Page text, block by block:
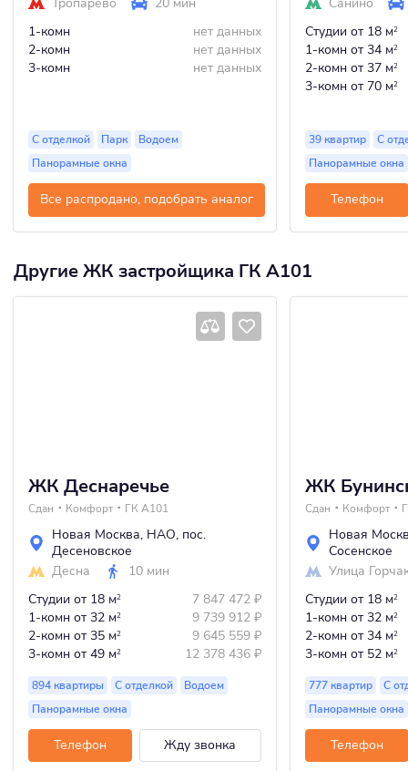
1-комн
нет данных
2-комн
нет данных
3-комн
нет данных
С отделкой Парк
Водоем
Панорамные окна
Все распродано, подобрать аналог
Студии от 18 м2
1-комн от 34 м2
2-комн от 37 м2
3-комн от 70 м2
39 квартир
С
Панорамные окна
Телефон
Другие ЖК застройщика ГК А101
ЖК Деснаречье
Сдан Комфорт ГК А101
Новая Москва, НАО, пос.
Десеновское
Десна
10 мин
Студии от 18 м2 7 847 472 ₽
1-комн от 32 м2 9 739 912 ₽
2-комн от 35 м2 9 645 559 ₽
3-комн от 49 м2 12 378 436 ₽
894 квартиры С отделкой
Водоем
Панорамные окна
Телефон Жду звонка
ЖК
Сдан Комфорт
Новая
Сосенское
Улица
Студии от 18 м2
1-комн от 32 м2
2-комн от 34 м2
3-комн от 52 м2
777 квартир
С
Панорамные окна
Телефон